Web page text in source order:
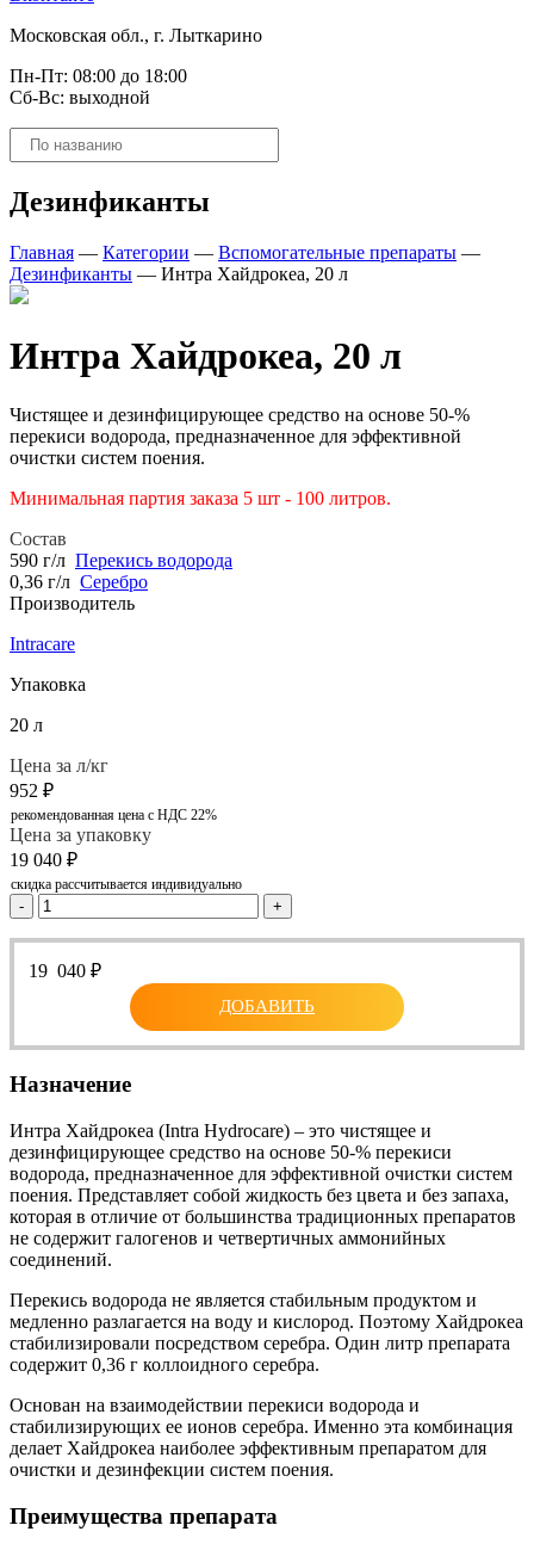
Московская обл., г. Лыткарино
Пн-Пт: 08:00 до 18:00
Сб-Вс: выходной
Поиск
товаров
Дезинфиканты
Главная — Категории — Вспомогательные препараты —
Дезинфиканты — Интра Хайдрокеа, 20 л
Интра Хайдрокеа, 20 л
Чистящее и дезинфицирующее средство на основе 50-%
перекиси водорода, предназначенное для эффективной
очистки систем поения.
Минимальная партия заказа 5 шт - 100 литров.
Состав
590 г/л Перекись водорода
0,36 г/л Серебро
Производитель
Intracare
Упаковка
20 л
Цена за л/кг
952 ₽
рекомендованная цена с НДС 22%
Цена за упаковку
19 040 ₽
скидка рассчитывается индивидуально
- +
19 040 ₽
ДОБАВИТЬ
Назначение
Интра Хайдрокеа (Intra Hydrocare) – это чистящее и
дезинфицирующее средство на основе 50-% перекиси
водорода, предназначенное для эффективной очистки систем
поения. Представляет собой жидкость без цвета и без запаха,
которая в отличие от большинства традиционных препаратов
не содержит галогенов и четвертичных аммонийных
соединений.
Перекись водорода не является стабильным продуктом и
медленно разлагается на воду и кислород. Поэтому Хайдрокеа
стабилизировали посредством серебра. Один литр препарата
содержит 0,36 г коллоидного серебра.
Основан на взаимодействии перекиси водорода и
стабилизирующих ее ионов серебра. Именно эта комбинация
делает Хайдрокеа наиболее эффективным препаратом для
очистки и дезинфекции систем поения.
Преимущества препарата